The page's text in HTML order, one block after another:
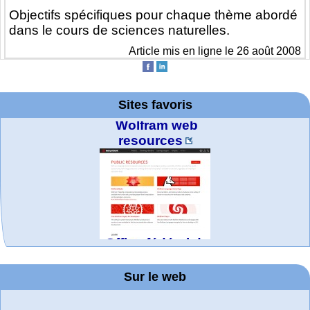
Objectifs spécifiques pour chaque thème abordé
dans le cours de sciences naturelles.
Article mis en ligne le 26 août 2008
Sites favoris
Wolfram
Education Portal
resources
Office fédéral de
la statistique
TED Talks
MATHCURVE.CO
M
Wolfram
Demonstrations
Project. College
Physics
Wolfram
Mathematica
Tutorial
Collection
La société 2018
expliquée à mon
grand-père
Arts-Scènes
WolframTones :
Generate a
Composition
Sur le web